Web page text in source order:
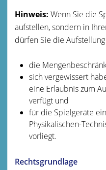
Hinweis: Wenn Sie die
aufstellen, sondern in
dürfen Sie die
die
sich vergewissert
eine Erlaubnis zum
verfügt und
für die Spielgeräte
Physikalischen-
vorliegt.
Rechtsgrundlage